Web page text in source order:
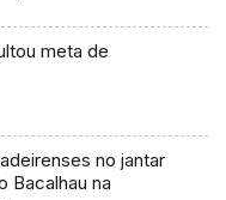
meta de
no jantar
Bacalhau na